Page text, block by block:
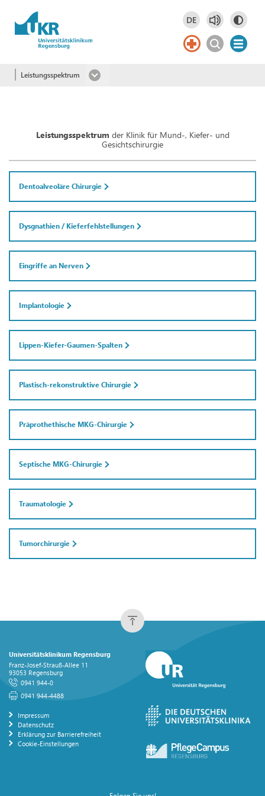
Springe zum Hauptinhalt DE
Deutsch
DE
Leistungsspektrum
Leistungsspektrum der Klinik für Mund-, Kiefer- und
Gesichtschirurgie
Dentoalveoläre Chirurgie
Dysgnathien / Kieferfehlstellungen
Eingriffe an Nerven
Implantologie
Lippen-Kiefer-Gaumen-Spalten
Plastisch-rekonstruktive Chirurgie
Präprothethische MKG-Chirurgie
Septische MKG-Chirurgie
Traumatologie
Tumorchirurgie
Universitätsklinikum Regensburg
Franz-Josef-Strauß-Allee 11
93053 Regensburg
0941 944-0
0941 944-4488
Impressum
Datenschutz
Erklärung zur Barrierefreiheit
Cookie-Einstellungen